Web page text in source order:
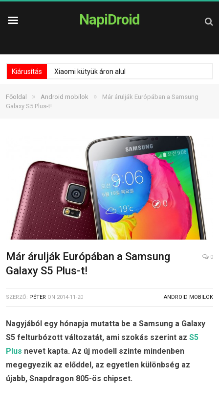
NapiDroid
Kiárusítás Xiaomi kütyük áron alul
Főoldal » Android mobilok »
Már árulják Európában a Samsung
Galaxy S5 Plus-t!
Már árulják Európában a Samsung
Galaxy S5 Plus-t!
0
SZERZŐ: PÉTER ON 2014-11-20 ANDROID MOBILOK
Nagyjából egy hónapja mutatta be a Samsung a Galaxy
S5 felturbózott változatát, ami szokás szerint az S5
Plus nevet kapta. Az új modell szinte mindenben
megegyezik az előddel, az egyetlen különbség az
újabb, Snapdragon 805-ös chipset.